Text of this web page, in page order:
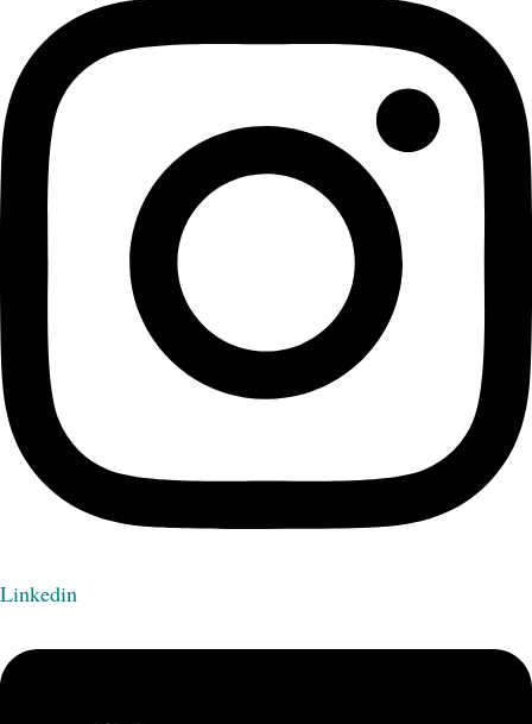
Linkedin